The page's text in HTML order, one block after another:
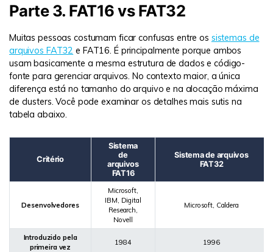
Parte 3. FAT16 vs FAT32
Muitas pessoas costumam ficar confusas entre os sistemas de
arquivos FAT32 e FAT16. É principalmente porque ambos
usam basicamente a mesma estrutura de dados e código-
fonte para gerenciar arquivos. No contexto maior, a única
diferença está no tamanho do arquivo e na alocação máxima
de clusters. Você pode examinar os detalhes mais sutis na
tabela abaixo.
Critério
Sistema
de
arquivos
FAT16
Sistema de arquivos
FAT32
Desenvolvedores
Microsoft,
IBM, Digital
Research,
Novell
Microsoft, Caldera
Introduzido pela
primeira vez
1984 1996